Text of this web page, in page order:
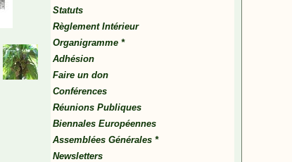
Statuts
Règlement Intérieur
Organigramme *
Adhésion
Faire un don
Conférences
Réunions Publiques
Biennales Européennes
Assemblées Générales *
Newsletters